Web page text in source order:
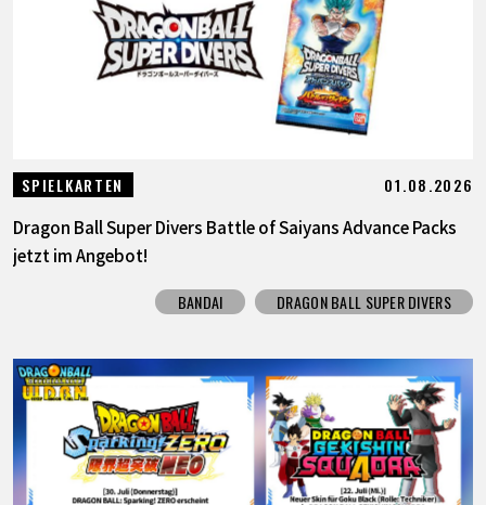
SPIELKARTEN 01.08.2026
Dragon Ball Super Divers Battle of Saiyans Advance Packs
jetzt im Angebot!
BANDAI DRAGON BALL SUPER DIVERS